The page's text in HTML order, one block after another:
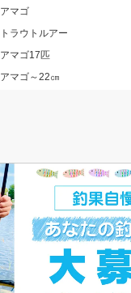
アマゴ
トラウトルアー
アマゴ17匹
アマゴ～22㎝